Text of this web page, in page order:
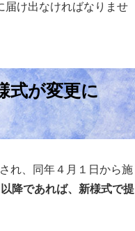
届け出なければなりませ
式が変更に
れ、同年４月１日から施
降であれば、新様式で提